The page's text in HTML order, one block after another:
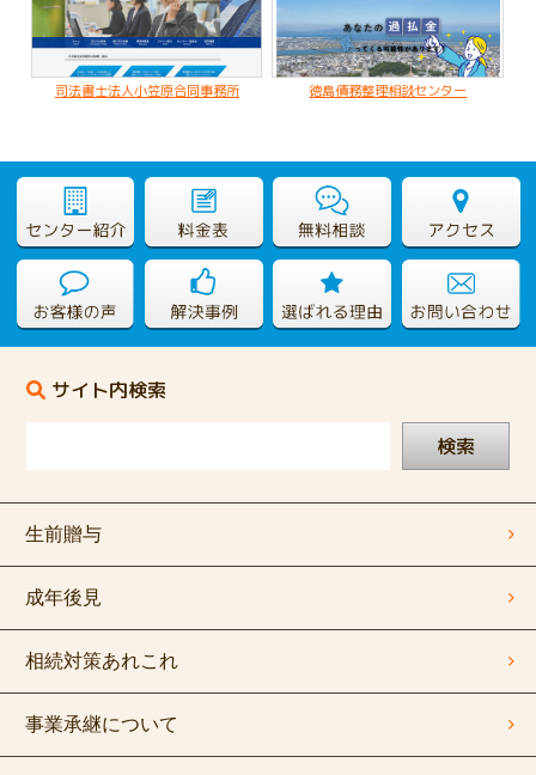
生前贈与
成年後見
相続対策あれこれ
事業承継について
サイト内検索
検索
司法書士法人小笠原合同事務所 徳島債務整理相談センター